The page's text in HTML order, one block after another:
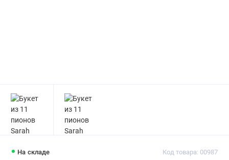
На складе Код товара: 00987